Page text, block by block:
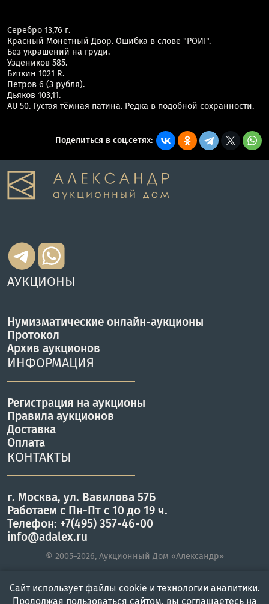
Серебро 13,76 г.
Красный Монетный Двор. Ошибка в слове "POИI".
Без украшений на груди.
Уздеников 585.
Биткин 1021 R.
Петров 6 (3 рубля).
Дьяков 103,11.
AU 50. Густая тёмная патина. Редка в подобной сохранности.
Поделиться в соц.сетях:
АУКЦИОНЫ
Нумизматические онлайн-аукционы
Протокол
Архив аукционов
ИНФОРМАЦИЯ
Регистрация на аукционы
Правила аукционов
Доставка
Оплата
КОНТАКТЫ
г. Москва, ул. Вавилова 57Б
Работаем с Пн-Пт с 10 до 19 ч.
Телефон: +7(495) 357-46-00
info@adalex.ru
© 2005–2026, Аукционный Дом «Александр»
Сайт использует файлы cookie и технологии аналитики.
Продолжая пользоваться сайтом, вы соглашаетесь на
Главная Войти Меню